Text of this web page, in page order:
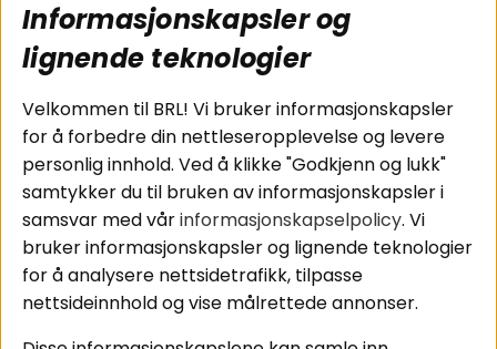
Koblingsguide for
subwoofers
Tilkobling av
bilforsterker
Koblingsguide for
midbasser
Butikker
Våre ambassadører
- Team BRL
Cookies
Kjøpsvilkår
Personvernpolicy
Service / Garanti /
Retur
Informasjonskapsler og
lignende teknologier
Velkommen til BRL! Vi bruker informasjonskapsler
for å forbedre din nettleseropplevelse og levere
personlig innhold. Ved å klikke "Godkjenn og lukk"
samtykker du til bruken av informasjonskapsler i
samsvar med vårinformasjonskapselpolicy. Vi
bruker informasjonskapsler og lignende teknologier
for å analysere nettsidetrafikk, tilpasse
nettsideinnhold og vise målrettede annonser.